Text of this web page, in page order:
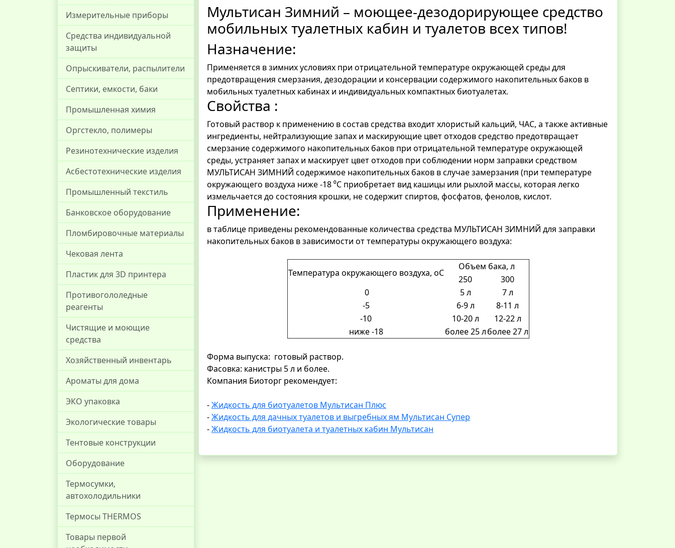
Измерительные приборы
Средства индивидуальной
защиты
Опрыскиватели, распылители
Септики, емкости, баки
Промышленная химия
Оргстекло, полимеры
Резинотехнические изделия
Асбестотехнические изделия
Промышленный текстиль
Банковское оборудование
Пломбировочные материалы
Чековая лента
Пластик для 3D принтера
Противогололедные
реагенты
Чистящие и моющие
средства
Хозяйственный инвентарь
Ароматы для дома
ЭКО упаковка
Экологические товары
Тентовые конструкции
Оборудование
Термосумки,
автохолодильники
Термосы THERMOS
Товары первой
Мультисан Зимний – моющее-дезодорирующее средство
мобильных туалетных кабин и туалетов всех типов!
Назначение:
Применяется в зимних условиях при отрицательной температуре окружающей среды для
предотвращения смерзания, дезодорации и консервации содержимого накопительных баков в
мобильных туалетных кабинах и индивидуальных компактных биотуалетах.
Свойства :
Готовый раствор к применению в состав средства входит хлористый кальций, ЧАС, а также активные
ингредиенты, нейтрализующие запах и маскирующие цвет отходов средство предотвращает
смерзание содержимого накопительных баков при отрицательной температуре окружающей
среды, устраняет запах и маскирует цвет отходов при соблюдении норм заправки средством
МУЛЬТИСАН ЗИМНИЙ содержимое накопительных баков в случае замерзания (при температуре
окружающего воздуха ниже -18 ⁰С приобретает вид кашицы или рыхлой массы, которая легко
измельчается до состояния крошки, не содержит спиртов, фосфатов, фенолов, кислот.
Применение:
в таблице приведены рекомендованные количества средства МУЛЬТИСАН ЗИМНИЙ для заправки
накопительных баков в зависимости от температуры окружающего воздуха:
Температура окружающего воздуха, оС
Объем бака, л
250
300
0
5 л
7 л
-5
6-9 л
8-11 л
-10
10-20 л
12-22 л
ниже -18
более 25 лболее 27 л
Форма выпуска: готовый раствор.
Фасовка: канистры 5 л и более.
Компания Биоторг рекомендует:
-Жидкость для биотуалетов Мультисан Плюс
-Жидкость для дачных туалетов и выгребных ям Мультисан Супер
-Жидкость для биотуалета и туалетных кабин Мультисан